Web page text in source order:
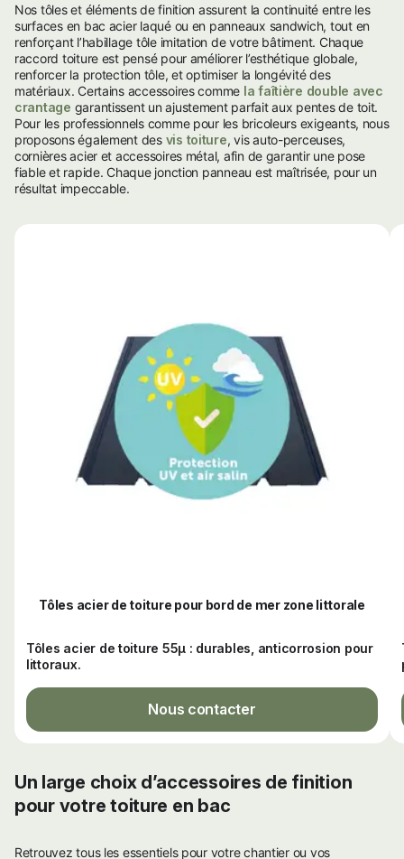
Nos tôles et éléments de finition assurent la continuité entre les
surfaces en bac acier laqué ou en panneaux sandwich, tout en
renforçant l’habillage tôle imitation de votre bâtiment. Chaque
raccord toiture est pensé pour améliorer l’esthétique globale,
renforcer la protection tôle, et optimiser la longévité des
matériaux. Certains accessoires comme la faîtière double avec
crantage garantissent un ajustement parfait aux pentes de toit.
Pour les professionnels comme pour les bricoleurs exigeants, nous
proposons également des vis toiture, vis auto-perceuses,
cornières acier et accessoires métal, afin de garantir une pose
fiable et rapide. Chaque jonction panneau est maîtrisée, pour un
résultat impeccable.
Tôles acier de toiture pour bord de mer zone littorale
Tôles acier de toiture 55µ : durables, anticorrosion pour
littoraux.
Nous contacter
Un large choix d’accessoires de finition
pour votre toiture en bac
Retrouvez tous les essentiels pour votre chantier ou vos